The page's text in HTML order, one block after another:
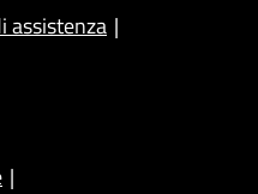
assistenza